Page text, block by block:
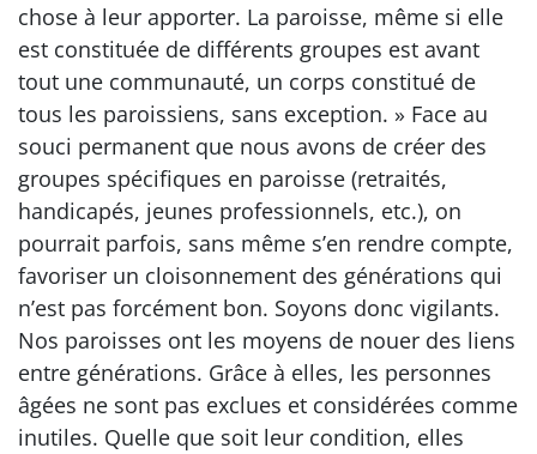
chose à leur apporter. La paroisse, même si elle
est constituée de différents groupes est avant
tout une communauté, un corps constitué de
tous les paroissiens, sans exception. » Face au
souci permanent que nous avons de créer des
groupes spécifiques en paroisse (retraités,
handicapés, jeunes professionnels, etc.), on
pourrait parfois, sans même s’en rendre compte,
favoriser un cloisonnement des générations qui
n’est pas forcément bon. Soyons donc vigilants.
Nos paroisses ont les moyens de nouer des liens
entre générations. Grâce à elles, les personnes
âgées ne sont pas exclues et considérées comme
inutiles. Quelle que soit leur condition, elles